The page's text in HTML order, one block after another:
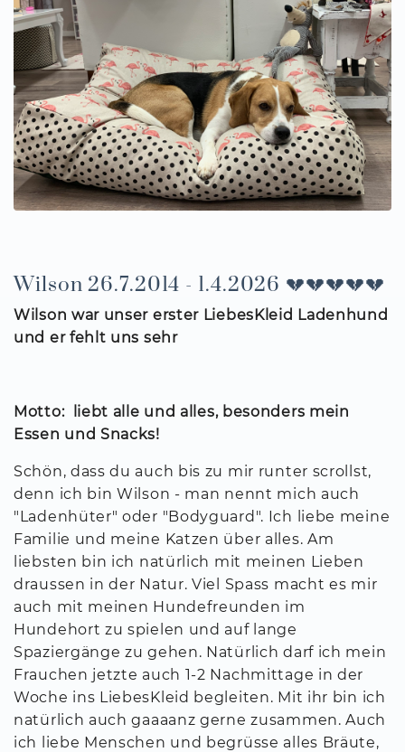
Wilson 26.7.2014 - 1.4.2026 💔💔💔💔💔
Wilson war unser erster LiebesKleid Ladenhund
und er fehlt uns sehr
Motto: liebt alle und alles, besonders mein
Essen und Snacks!
Schön, dass du auch bis zu mir runter scrollst,
denn ich bin Wilson - man nennt mich auch
"Ladenhüter" oder "Bodyguard". Ich liebe meine
Familie und meine Katzen über alles. Am
liebsten bin ich natürlich mit meinen Lieben
draussen in der Natur. Viel Spass macht es mir
auch mit meinen Hundefreunden im
Hundehort zu spielen und auf lange
Spaziergänge zu gehen. Natürlich darf ich mein
Frauchen jetzte auch 1-2 Nachmittage in der
Woche ins LiebesKleid begleiten. Mit ihr bin ich
natürlich auch gaaaanz gerne zusammen. Auch
ich liebe Menschen und begrüsse alles Bräute,